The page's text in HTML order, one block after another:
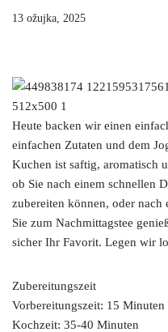
13 ožujka, 2025
Heute backen wir einen
einfachen Zutaten und dem
Kuchen ist saftig, aromatisch
ob Sie nach einem schnellen
zubereiten können, oder nach
Sie zum Nachmittagstee
sicher Ihr Favorit. Legen wir
Zubereitungszeit
Vorbereitungszeit: 15 Minuten
Kochzeit: 35-40 Minuten